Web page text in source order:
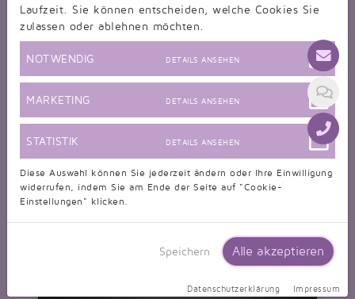
nur 269,00 EUR
Laufzeit. Sie können entscheiden, welche Cookies Sie
zulassen oder ablehnen möchten.
NOTWENDIG DETAILS ANSEHEN
MARKETING DETAILS ANSEHEN
STATISTIK DETAILS ANSEHEN
Diese Auswahl können Sie jederzeit ändern oder Ihre Einwilligung
widerrufen, indem Sie am Ende der Seite auf "Cookie-
Einstellungen" klicken.
Speichern Alle akzeptieren
Datenschutzerklärung Impressum